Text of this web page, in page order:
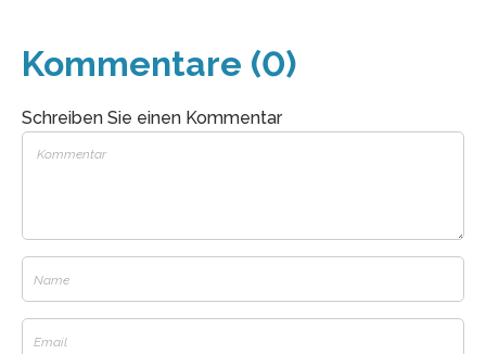
Kommentare (0)
Schreiben Sie einen Kommentar